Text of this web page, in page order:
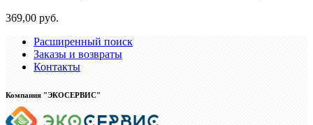
369,00 руб.
Расширенный поиск
Заказы и возвраты
Контакты
Компания "ЭКОСЕРВИС"